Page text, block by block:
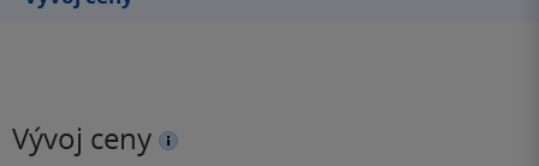
Vývoj ceny